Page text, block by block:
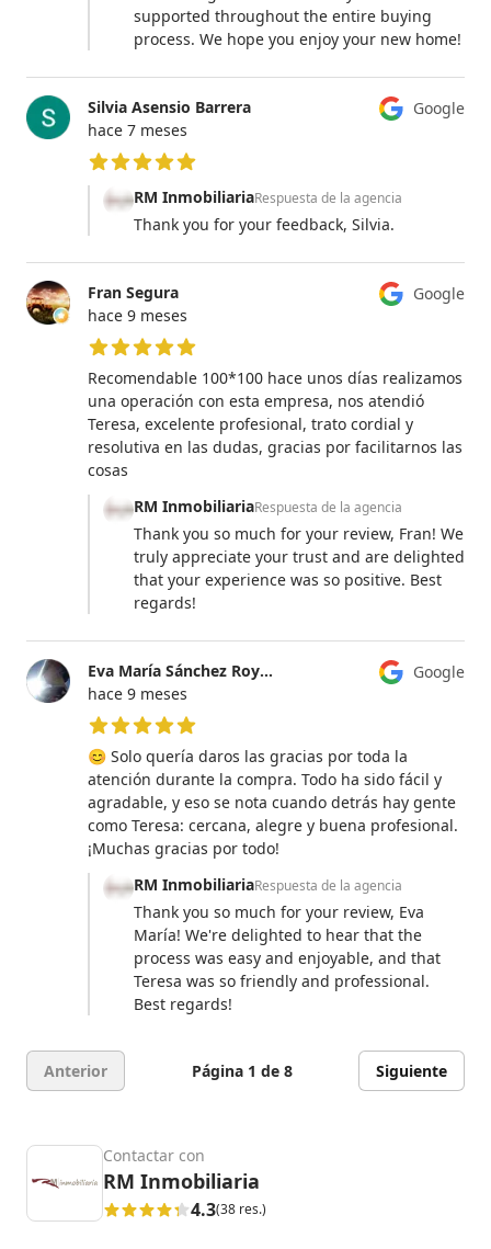
supported throughout the entire buying
process. We hope you enjoy your new home!
Google
Silvia Asensio Barrera
hace 7 meses
5 de 5 estrellas
RM InmobiliariaRespuesta de la agencia
Thank you for your feedback, Silvia.
Google
Fran Segura
hace 9 meses
5 de 5 estrellas
Recomendable 100*100 hace unos días realizamos
una operación con esta empresa, nos atendió
Teresa, excelente profesional, trato cordial y
resolutiva en las dudas, gracias por facilitarnos las
cosas
RM InmobiliariaRespuesta de la agencia
Thank you so much for your review, Fran! We
truly appreciate your trust and are delighted
that your experience was so positive. Best
regards!
Google
Eva María Sánchez Royuela
hace 9 meses
5 de 5 estrellas
😊 Solo quería daros las gracias por toda la
atención durante la compra. Todo ha sido fácil y
agradable, y eso se nota cuando detrás hay gente
como Teresa: cercana, alegre y buena profesional.
¡Muchas gracias por todo!
RM InmobiliariaRespuesta de la agencia
Thank you so much for your review, Eva
María! We're delighted to hear that the
process was easy and enjoyable, and that
Teresa was so friendly and professional.
Best regards!
Anterior Página 1 de 8 Siguiente
Contactar con
RM Inmobiliaria
4.3(38 res.)